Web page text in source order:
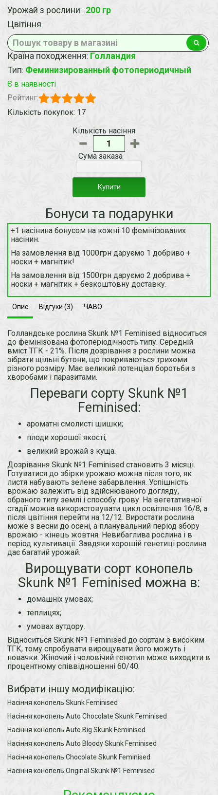
Урожай з рослини : 200 гр
Цвітіння:
Країна походження: Голландия
Тип: Феминизированный фотопериодичный
Є в наявності
Рейтинг:
Кількість покупок: 17
Кількість насіння
Сума заказа
Купити
Бонуси та подарунки
+1 насінина бонусом на кожні 10 фемінізованих
насінин.
На замовлення від 1000грн даруємо 1 добриво +
носки + магнітик!
На замовлення від 1500грн даруємо 2 добрива +
носки + магнітик + безкоштовну доставку.
Опис Відгуки (3) ЧАВО
Голландське рослина Skunk №1 Feminised відноситься
до фемінізована фотоперіодічность типу. Середній
вміст ТГК - 21%. Після дозрівання з рослини можна
зібрати щільні бутони, що покриваються трихоми
різного розміру. Має великий потенціал боротьби з
хворобами і паразитами.
Переваги сорту Skunk №1
Feminised:
ароматні смолисті шишки;
плоди хорошої якості;
великий врожай з куща.
Дозрівання Skunk №1 Feminised становить 3 місяці.
Готуватися до збірки урожаю можна після того, як
листя набувають зелене забарвлення. Успішність
врожаю залежить від здійснюваного догляду,
обраного типу землі і способу грову. На вегетативної
стадії можна використовувати цикл освітлення 16/8, а
після цвітіння перейти на 12/12. Виростати рослина
може з весни до осені, а планувальний період збору
врожаю - кінець жовтня. Невибаглива рослина і в
період культивації. Завдяки хорошій генетиці рослина
дає багатий урожай.
Вирощувати сорт конопель
Skunk №1 Feminised можна в:
домашніх умовах;
теплицях;
умовах аутдору.
Відноситься Skunk №1 Feminised до сортам з високим
ТГК, тому спробувати вирощувати його можуть і
новачки. Жіночий і чоловічий генотип може виходити в
процентному співвідношенні 60/40.
Вибрати іншу модифікацію:
Насіння конопель Skunk Feminised
Насіння конопель Auto Chocolate Skunk Feminised
Насіння конопель Auto Big Skunk Feminised
Насіння конопель Auto Bloody Skunk Feminised
Насіння конопель Chocolate Skunk Feminised
Насіння конопель Original Skunk №1 Feminised